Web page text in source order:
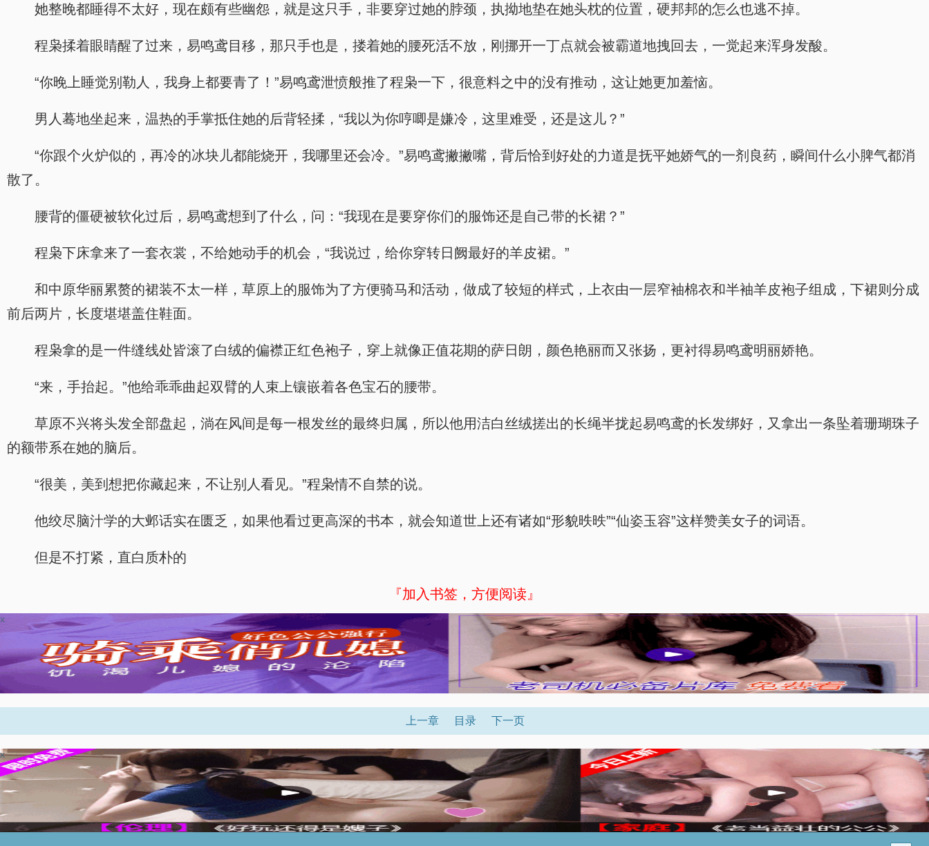
她整晚都睡得不太好，现在颇有些幽怨，就是这只手，非要穿过她的脖颈，执拗地垫在她头枕的位置，硬邦邦的怎么也逃不掉。
程枭揉着眼睛醒了过来，易鸣鸢目移，那只手也是，搂着她的腰死活不放，刚挪开一丁点就会被霸道地拽回去，一觉起来浑身发酸。
“你晚上睡觉别勒人，我身上都要青了！”易鸣鸢泄愤般推了程枭一下，很意料之中的没有推动，这让她更加羞恼。
男人蓦地坐起来，温热的手掌抵住她的后背轻揉，“我以为你哼唧是嫌冷，这里难受，还是这儿？”
“你跟个火炉似的，再冷的冰块儿都能烧开，我哪里还会冷。”易鸣鸢撇撇嘴，背后恰到好处的力道是抚平她娇气的一剂良药，瞬间什么小脾气都消
散了。
腰背的僵硬被软化过后，易鸣鸢想到了什么，问：“我现在是要穿你们的服饰还是自己带的长裙？”
程枭下床拿来了一套衣裳，不给她动手的机会，“我说过，给你穿转日阙最好的羊皮裙。”
和中原华丽累赘的裙装不太一样，草原上的服饰为了方便骑马和活动，做成了较短的样式，上衣由一层窄袖棉衣和半袖羊皮袍子组成，下裙则分成
前后两片，长度堪堪盖住鞋面。
程枭拿的是一件缝线处皆滚了白绒的偏襟正红色袍子，穿上就像正值花期的萨日朗，颜色艳丽而又张扬，更衬得易鸣鸢明丽娇艳。
“来，手抬起。”他给乖乖曲起双臂的人束上镶嵌着各色宝石的腰带。
草原不兴将头发全部盘起，淌在风间是每一根发丝的最终归属，所以他用洁白丝绒搓出的长绳半拢起易鸣鸢的长发绑好，又拿出一条坠着珊瑚珠子
的额带系在她的脑后。
“很美，美到想把你藏起来，不让别人看见。”程枭情不自禁的说。
他绞尽脑汁学的大邺话实在匮乏，如果他看过更高深的书本，就会知道世上还有诸如“形貌昳昳”“仙姿玉容”这样赞美女子的词语。
但是不打紧，直白质朴的
『加入书签，方便阅读』
x
上一章 目录 下一页
x